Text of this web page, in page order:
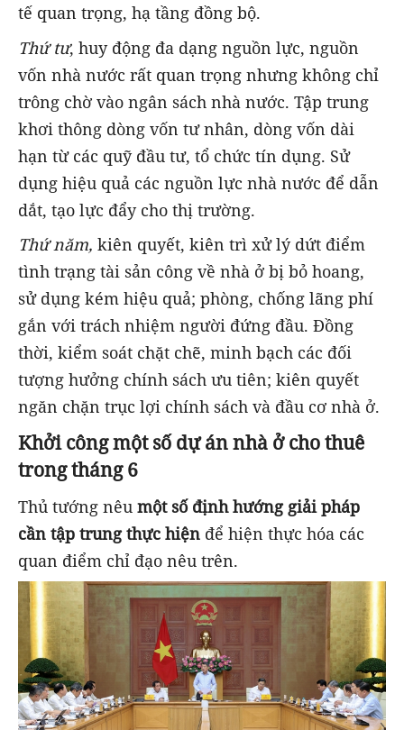
tế quan trọng, hạ tầng đồng bộ.
Thứ tư, huy động đa dạng nguồn lực, nguồn
vốn nhà nước rất quan trọng nhưng không chỉ
trông chờ vào ngân sách nhà nước. Tập trung
khơi thông dòng vốn tư nhân, dòng vốn dài
hạn từ các quỹ đầu tư, tổ chức tín dụng. Sử
dụng hiệu quả các nguồn lực nhà nước để dẫn
dắt, tạo lực đẩy cho thị trường.
Thứ năm, kiên quyết, kiên trì xử lý dứt điểm
tình trạng tài sản công về nhà ở bị bỏ hoang,
sử dụng kém hiệu quả; phòng, chống lãng phí
gắn với trách nhiệm người đứng đầu. Đồng
thời, kiểm soát chặt chẽ, minh bạch các đối
tượng hưởng chính sách ưu tiên; kiên quyết
ngăn chặn trục lợi chính sách và đầu cơ nhà ở.
Khởi công một số dự án nhà ở cho thuê
trong tháng 6
Thủ tướng nêu một số định hướng giải pháp
cần tập trung thực hiện để hiện thực hóa các
quan điểm chỉ đạo nêu trên.